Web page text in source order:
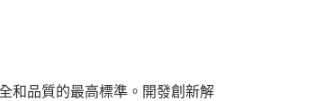
和品質的最高標準。開發創新解